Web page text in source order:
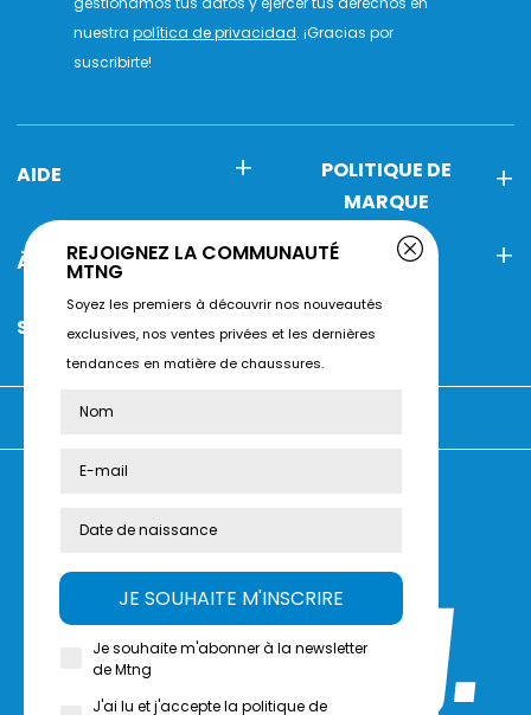
nuestra política de privacidad. ¡Gracias por
suscribirte!
AIDE
POLITIQUE DE
MARQUE
À PROPOS DE MTNG CONTACT
SERVICE CLIENT
Évaluez-nous sur
REJOIGNEZ LA COMMUNAUTÉ
MTNG
Soyez les premiers à découvrir nos nouveautés
exclusives, nos ventes privées et les dernières
tendances en matière de chaussures.
JE SOUHAITE M'INSCRIRE
Je souhaite m'abonner à la newsletter
de Mtng
J'ai lu et j'accepte la politique de